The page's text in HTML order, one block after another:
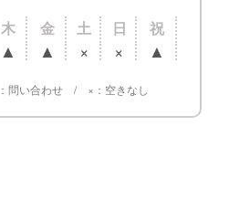
木 金 土 日 祝
▲ ▲ × × ▲
：問い合わせ / × ：空きなし